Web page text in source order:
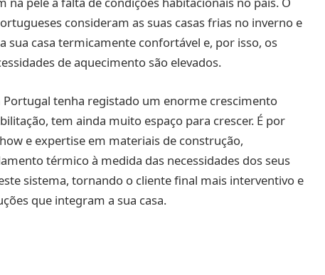
consideram as suas casas frias no inverno e
sua casa termicamente confortável e, por isso, os
de aquecimento são elevados.
Portugal tenha registado um enorme crescimento
tem ainda muito espaço para crescer. É por
e expertise em materiais de construção,
térmico à medida das necessidades dos seus
sistema, tornando o cliente final mais interventivo e
que integram a sua casa.